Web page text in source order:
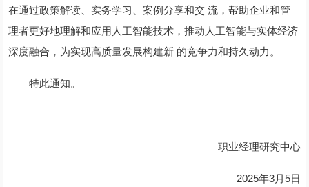
在通过政策解读、实务学习、案例分享和交 流，帮助企业和管
理者更好地理解和应用人工智能技术，推动人工智能与实体经济
深度融合，为实现高质量发展构建新 的竞争力和持久动力。
特此通知。
职业经理研究中心
2025年3月5日